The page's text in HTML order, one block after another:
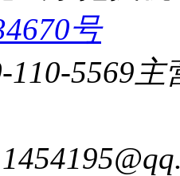
号
110-5569 主